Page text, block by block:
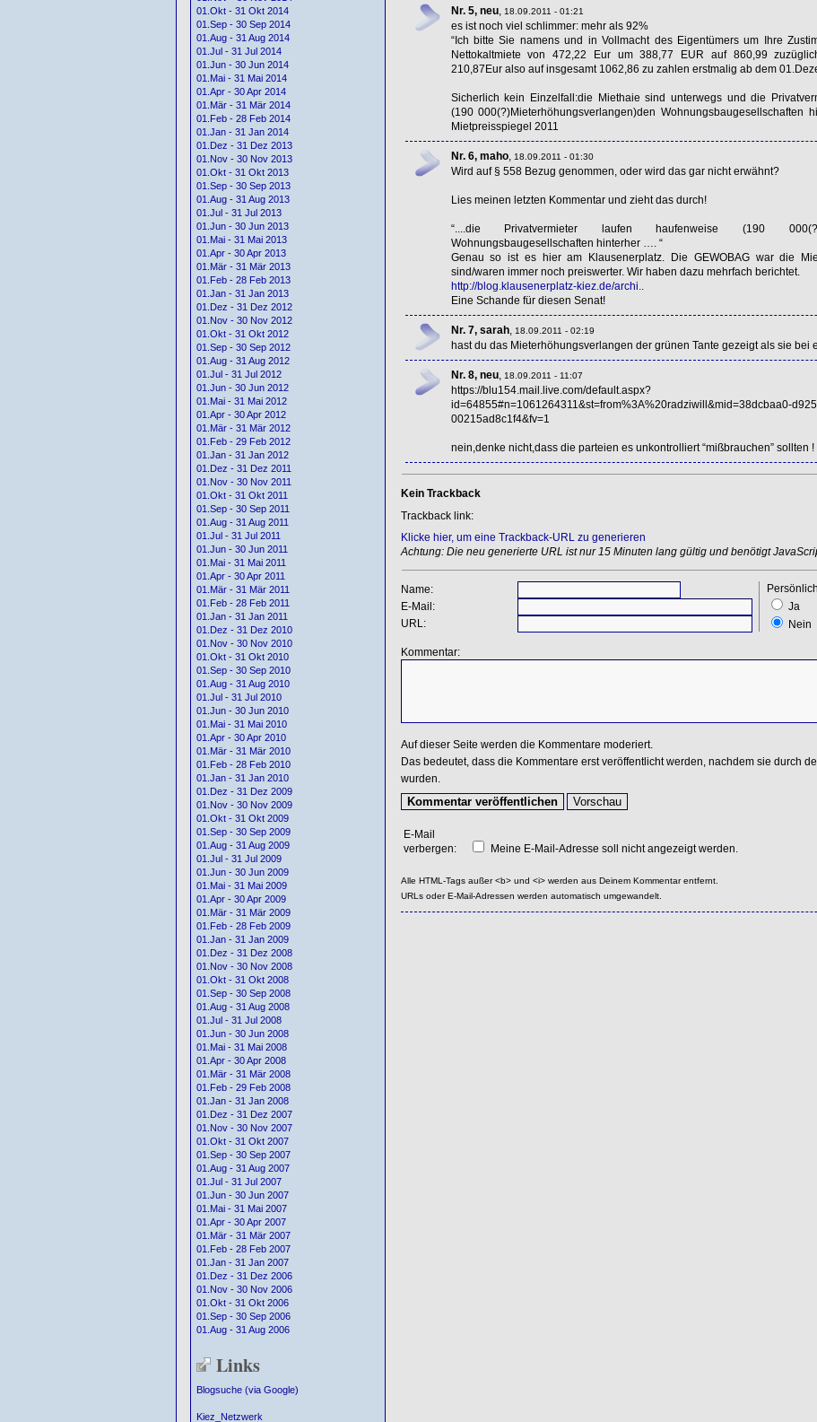
01.Okt - 31 Okt 2014
01.Sep - 30 Sep 2014
01.Aug - 31 Aug 2014
01.Jul - 31 Jul 2014
01.Jun - 30 Jun 2014
01.Mai - 31 Mai 2014
01.Apr - 30 Apr 2014
01.Mär - 31 Mär 2014
01.Feb - 28 Feb 2014
01.Jan - 31 Jan 2014
01.Dez - 31 Dez 2013
01.Nov - 30 Nov 2013
01.Okt - 31 Okt 2013
01.Sep - 30 Sep 2013
01.Aug - 31 Aug 2013
01.Jul - 31 Jul 2013
01.Jun - 30 Jun 2013
01.Mai - 31 Mai 2013
01.Apr - 30 Apr 2013
01.Mär - 31 Mär 2013
01.Feb - 28 Feb 2013
01.Jan - 31 Jan 2013
01.Dez - 31 Dez 2012
01.Nov - 30 Nov 2012
01.Okt - 31 Okt 2012
01.Sep - 30 Sep 2012
01.Aug - 31 Aug 2012
01.Jul - 31 Jul 2012
01.Jun - 30 Jun 2012
01.Mai - 31 Mai 2012
01.Apr - 30 Apr 2012
01.Mär - 31 Mär 2012
01.Feb - 29 Feb 2012
01.Jan - 31 Jan 2012
01.Dez - 31 Dez 2011
01.Nov - 30 Nov 2011
01.Okt - 31 Okt 2011
01.Sep - 30 Sep 2011
01.Aug - 31 Aug 2011
01.Jul - 31 Jul 2011
01.Jun - 30 Jun 2011
01.Mai - 31 Mai 2011
01.Apr - 30 Apr 2011
01.Mär - 31 Mär 2011
01.Feb - 28 Feb 2011
01.Jan - 31 Jan 2011
01.Dez - 31 Dez 2010
01.Nov - 30 Nov 2010
01.Okt - 31 Okt 2010
01.Sep - 30 Sep 2010
01.Aug - 31 Aug 2010
01.Jul - 31 Jul 2010
01.Jun - 30 Jun 2010
01.Mai - 31 Mai 2010
01.Apr - 30 Apr 2010
01.Mär - 31 Mär 2010
01.Feb - 28 Feb 2010
01.Jan - 31 Jan 2010
01.Dez - 31 Dez 2009
01.Nov - 30 Nov 2009
01.Okt - 31 Okt 2009
01.Sep - 30 Sep 2009
01.Aug - 31 Aug 2009
01.Jul - 31 Jul 2009
01.Jun - 30 Jun 2009
01.Mai - 31 Mai 2009
01.Apr - 30 Apr 2009
01.Mär - 31 Mär 2009
01.Feb - 28 Feb 2009
01.Jan - 31 Jan 2009
01.Dez - 31 Dez 2008
01.Nov - 30 Nov 2008
01.Okt - 31 Okt 2008
01.Sep - 30 Sep 2008
01.Aug - 31 Aug 2008
01.Jul - 31 Jul 2008
01.Jun - 30 Jun 2008
01.Mai - 31 Mai 2008
01.Apr - 30 Apr 2008
01.Mär - 31 Mär 2008
01.Feb - 29 Feb 2008
01.Jan - 31 Jan 2008
01.Dez - 31 Dez 2007
01.Nov - 30 Nov 2007
01.Okt - 31 Okt 2007
01.Sep - 30 Sep 2007
01.Aug - 31 Aug 2007
01.Jul - 31 Jul 2007
01.Jun - 30 Jun 2007
01.Mai - 31 Mai 2007
01.Apr - 30 Apr 2007
01.Mär - 31 Mär 2007
01.Feb - 28 Feb 2007
01.Jan - 31 Jan 2007
01.Dez - 31 Dez 2006
01.Nov - 30 Nov 2006
01.Okt - 31 Okt 2006
01.Sep - 30 Sep 2006
01.Aug - 31 Aug 2006
Links
Blogsuche (via Google)
Kiez_Netzwerk
Nr. 5, neu, 18.09.2011 - 01:21
es ist noch viel schlimmer: mehr als 92%
“Ich bitte Sie namens und in Vollmacht des Eigentümers um Ihre
Nettokaltmiete von 472,22 Eur um 388,77 EUR auf 860,99
210,87Eur also auf insgesamt 1062,86 zu zahlen erstmalig ab dem
Sicherlich kein Einzelfall:die Miethaie sind unterwegs und die
(190 000(?)Mieterhöhungsverlangen)den Wohnungsbaugesellschaften
Mietpreisspiegel 2011
Nr. 6, maho, 18.09.2011 - 01:30
Wird auf § 558 Bezug genommen, oder wird das gar nicht erwähnt?
Lies meinen letzten Kommentar und zieht das durch!
“....die Privatvermieter laufen haufenweise (190
Wohnungsbaugesellschaften hinterher …. “
Genau so ist es hier am Klausenerplatz. Die GEWOBAGwar die
sind/waren immer noch preiswerter. Wir haben dazu mehrfach berichtet.
http://blog.klausenerplatz-kiez.de/archi..
Eine Schande für diesen Senat!
Nr. 7, sarah, 18.09.2011 - 02:19
hast du das Mieterhöhungsverlangen der grünen Tante gezeigt als sie bei
Nr. 8, neu, 18.09.2011 - 11:07
https://blu154.mail.live.com/default.aspx?
id=64855#n=1061264311&st=from%3A%20radziwill&mid=38dcbaa0-
00215ad8c1f4&fv=1
nein,denke nicht,dass die parteien es unkontrolliert “mißbrauchen” sollten !
Kein Trackback
Trackback link:
Klicke hier, um eine Trackback-URL zu generieren
Achtung: Die neu generierte URL ist nur 15 Minuten lang gültig und benötigt
Name:
Ja
Nein
E-Mail:
URL:
Kommentar:
Auf dieser Seite werden die Kommentare moderiert.
Das bedeutet, dass die Kommentare erst veröffentlicht werden, nachdem sie durch
wurden.
E-Mail
verbergen:
Meine E-Mail-Adresse soll nicht angezeigt werden.
Alle HTML-Tags außer <b> und <i> werden aus Deinem Kommentar entfernt.
URLs oder E-Mail-Adressen werden automatisch umgewandelt.